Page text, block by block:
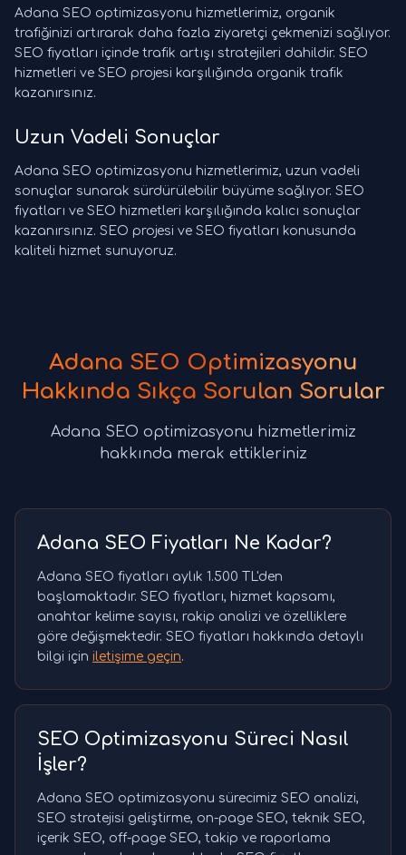
Adana SEO optimizasyonu hizmetlerimiz, organik
trafiğinizi artırarak daha fazla ziyaretçi çekmenizi sağlıyor.
SEO fiyatları içinde trafik artışı stratejileri dahildir. SEO
hizmetleri ve SEO projesi karşılığında organik trafik
kazanırsınız.
Uzun Vadeli Sonuçlar
Adana SEO optimizasyonu hizmetlerimiz, uzun vadeli
sonuçlar sunarak sürdürülebilir büyüme sağlıyor. SEO
fiyatları ve SEO hizmetleri karşılığında kalıcı sonuçlar
kazanırsınız. SEO projesi ve SEO fiyatları konusunda
kaliteli hizmet sunuyoruz.
Adana SEO Optimizasyonu
Hakkında Sıkça Sorulan Sorular
Adana SEO optimizasyonu hizmetlerimiz
hakkında merak ettikleriniz
Adana SEO Fiyatları Ne Kadar?
Adana SEO fiyatları aylık 1.500 TL'den
başlamaktadır. SEO fiyatları, hizmet kapsamı,
anahtar kelime sayısı, rakip analizi ve özelliklere
göre değişmektedir. SEO fiyatları hakkında detaylı
bilgi için iletişime geçin.
SEO Optimizasyonu Süreci Nasıl
İşler?
Adana SEO optimizasyonu sürecimiz SEO analizi,
SEO stratejisi geliştirme, on-page SEO, teknik SEO,
içerik SEO, off-page SEO, takip ve raporlama